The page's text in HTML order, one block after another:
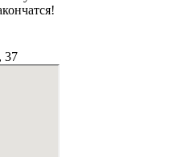
37